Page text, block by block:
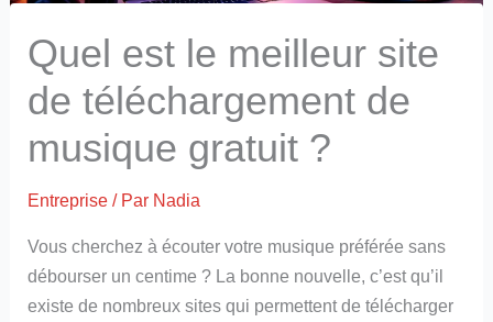
Quel est le meilleur site
de téléchargement de
musique gratuit ?
Entreprise / Par Nadia
Vous cherchez à écouter votre musique préférée sans
débourser un centime ? La bonne nouvelle, c’est qu’il
existe de nombreux sites qui permettent de télécharger